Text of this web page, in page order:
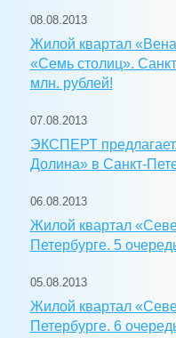
08.08.2013
Жилой квартал
«Семь столиц».
млн. рублей!
07.08.2013
ЭКСПЕРТ
Долина» в Санкт-
06.08.2013
Жилой квартал
Петербурге. 5
05.08.2013
Жилой квартал
Петербурге. 6